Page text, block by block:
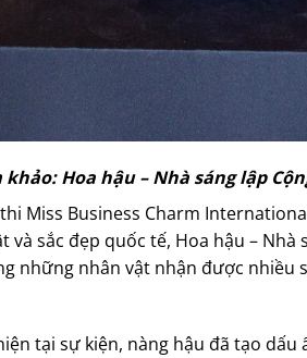
Hoa hậu – Nhà sáng lập
Miss Business Charm
và sắc đẹp quốc tế, Hoa hậu –
những nhân vật nhận được nhiều
tại sự kiện, nàng hậu đã tạo